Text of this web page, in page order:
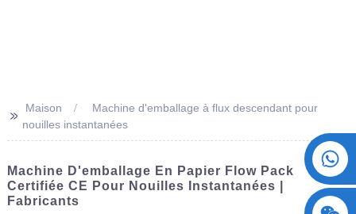
>>
Maison
Machine d'emballage à flux descendant pour
nouilles instantanées
Machine D'emballage En Papier Flow Pack
Certifiée CE Pour Nouilles Instantanées |
Fabricants